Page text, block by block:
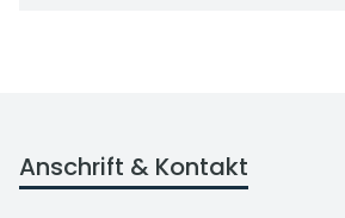
Anschrift & Kontakt